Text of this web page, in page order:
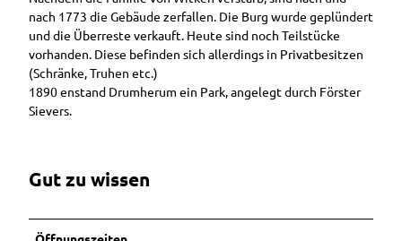
Häppchenweise
Kinderstadtführ
ung
fahrt
Neuigkeiten
Barrierefreiheit
Camping- und
Wohmobilstellplatz
nach 1773 die Gebäude zerfallen. Die Burg wurde geplündert
und die Überreste verkauft. Heute sind noch Teilstücke
vorhanden. Diese befinden sich allerdings in Privatbesitzen
(Schränke, Truhen etc.)
1890 enstand Drumherum ein Park, angelegt durch Förster
Sievers.
Gut zu wissen